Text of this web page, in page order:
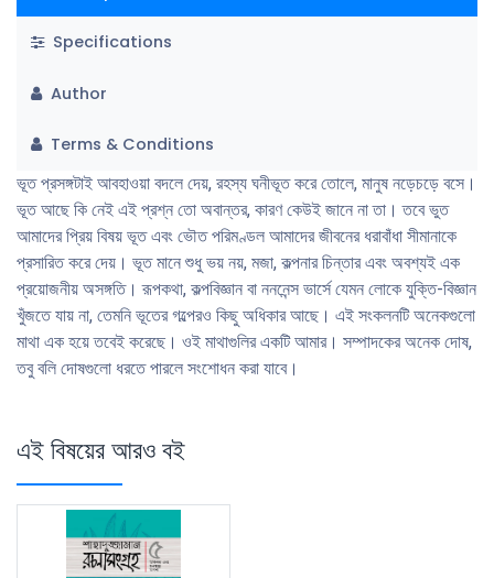
Specifications
Author
Terms & Conditions
ভূত প্রসঙ্গটাই আবহাওয়া বদলে দেয়, রহস্য ঘনীভূত করে তোলে, মানুষ নড়েচড়ে বসে।
ভূত আছে কি নেই এই প্রশ্ন তো অবান্তর, কারণ কেউই জানে না তা। তবে ভুত
আমাদের প্রিয় বিষয় ভূত এবং ভৌত পরিমণ্ডল আমাদের জীবনের ধরাবাঁধা সীমানাকে
প্রসারিত করে দেয়। ভূত মানে শুধু ভয় নয়, মজা, কল্পনার চিন্তার এবং অবশ্যই এক
প্রয়োজনীয় অসঙ্গতি। রূপকথা, কল্পবিজ্ঞান বা নননেন্স ভার্সে যেমন লোকে যুক্তি-বিজ্ঞান
খুঁজতে যায় না, তেমনি ভূতের গল্পেরও কিছু অধিকার আছে। এই সংকলনটি অনেকগুলো
মাথা এক হয়ে তবেই করেছে। ওই মাথাগুলির একটি আমার। সম্পাদকের অনেক দোষ,
তবু বলি দোষগুলো ধরতে পারলে সংশোধন করা যাবে।
এই বিষয়ের আরও বই